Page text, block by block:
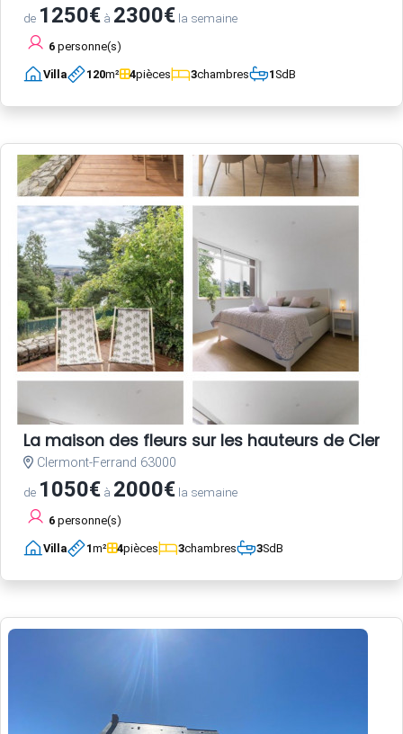
de 1250€ à 2300€ la semaine
6 personne(s)
Villa 120m² 4pièces 3chambres 1SdB
La maison des fleurs sur les hauteurs de
Clermont-Ferrand 63000
de 1050€ à 2000€ la semaine
6 personne(s)
Villa 1m² 4pièces 3chambres 3SdB